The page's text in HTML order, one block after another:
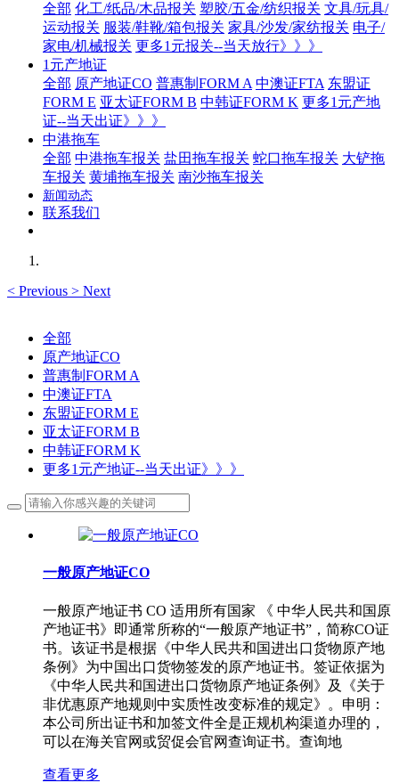
全部 化工/纸品/木品报关 塑胶/五金/纺织报关 文具/玩具/
运动报关 服装/鞋靴/箱包报关 家具/沙发/家纺报关 电子/
家电/机械报关 更多1元报关--当天放行》》》
1元产地证
全部 原产地证CO 普惠制FORM A 中澳证FTA 东盟证
FORM E 亚太证FORM B 中韩证FORM K 更多1元产地
证--当天出证》》》
中港拖车
全部 中港拖车报关 盐田拖车报关 蛇口拖车报关 大铲拖
车报关 黄埔拖车报关 南沙拖车报关
新闻动态
联系我们
< Previous > Next
全部
原产地证CO
普惠制FORM A
中澳证FTA
东盟证FORM E
亚太证FORM B
中韩证FORM K
更多1元产地证--当天出证》》》
一般原产地证CO
一般原产地证书 CO 适用所有国家 《 中华人民共和国原
产地证书》即通常所称的“一般原产地证书”，简称CO证
书。该证书是根据《中华人民共和国进出口货物原产地
条例》为中国出口货物签发的原产地证书。签证依据为
《中华人民共和国进出口货物原产地证条例》及《关于
非优惠原产地规则中实质性改变标准的规定》。申明：
本公司所出证书和加签文件全是正规机构渠道办理的，
可以在海关官网或贸促会官网查询证书。查询地
查看更多